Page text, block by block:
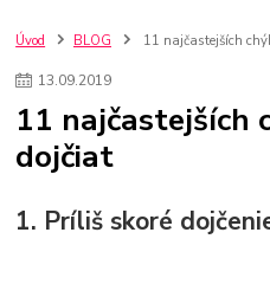
szco nakup bez dph
Smart hodinky
Plyšový macovia
Lego Star Wars
Darčeky na
Vianočný darček pre dievča do 20€
Hry pre deti
L.O.L. Surprise bábiky
L.O.L.
Úvod BLOG 11 najčastejších
13.09.2019
11 najčastejších
dojčiat
1. Príliš skoré